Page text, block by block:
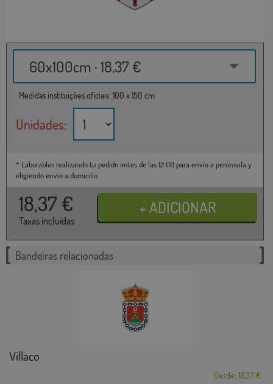
60x100cm · 18,37 €
Medidas instituições oficiais: 100 x 150 cm
Unidades:
* Laborables realizando tu pedido antes de las 12:00 para envío a península y
eligiendo envío a domicilio.
18,37 €
Taxas incluídas
Bandeiras relacionadas
Villaco
Desde: 18,37 €